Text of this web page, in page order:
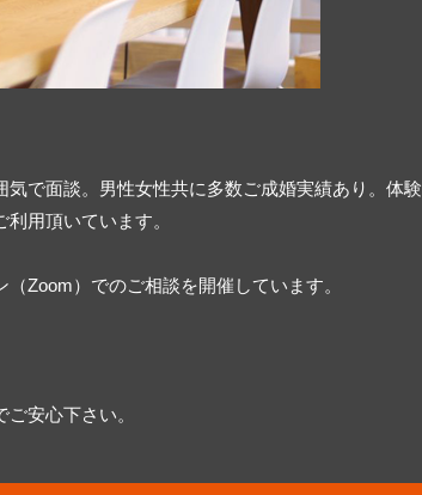
で面談。男性女性共に多数ご成婚実績あり。体験
用頂いています。
Zoom）でのご相談を開催しています。
安心下さい。